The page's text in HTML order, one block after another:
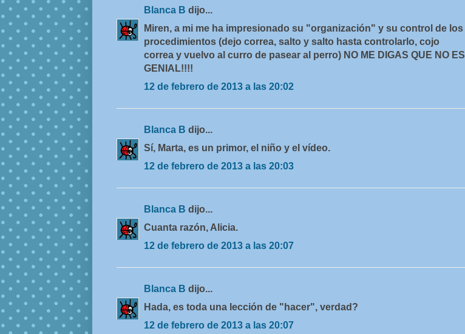
Blanca B dijo...
Miren, a mi me ha impresionado su "organización" y su control de los
procedimientos (dejo correa, salto y salto hasta controlarlo, cojo
correa y vuelvo al curro de pasear al perro) NO ME DIGAS QUE NO ES
GENIAL!!!!
12 de febrero de 2013 a las 20:02
Blanca B dijo...
Sí, Marta, es un primor, el niño y el vídeo.
12 de febrero de 2013 a las 20:03
Blanca B dijo...
Cuanta razón, Alicia.
12 de febrero de 2013 a las 20:07
Blanca B dijo...
Hada, es toda una lección de "hacer", verdad?
12 de febrero de 2013 a las 20:07